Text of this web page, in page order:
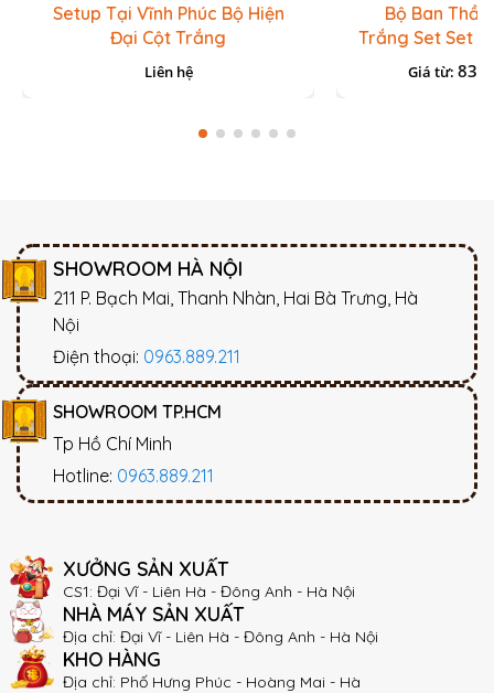
Setup Tại Vĩnh Phúc Bộ Hiện
Đại Cột Trắng
Liên hệ
Bộ Ban
Trắng Set Set
Giá từ:
SHOWROOM HÀ NỘI
211 P. Bạch Mai, Thanh Nhàn, Hai Bà Trưng, Hà
Nội
Điện thoại: 0963.889.211
SHOWROOM TP.HCM
Tp Hồ Chí Minh
Hotline: 0963.889.211
XƯỞNG SẢN XUẤT
CS1: Đại Vĩ - Liên Hà - Đông Anh - Hà Nội
NHÀ MÁY SẢN XUẤT
Địa chỉ: Đại Vĩ - Liên Hà - Đông Anh - Hà Nội
KHO HÀNG
Địa chỉ: Phố Hưng Phúc - Hoàng Mai - Hà